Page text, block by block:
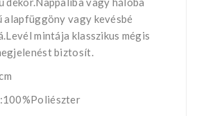
vagy kevésbé
mintája klasszikus mégis
biztosít.